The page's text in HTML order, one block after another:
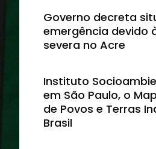
Governo decreta
emergência devido
severa no Acre
Instituto
em São Paulo, o
de Povos e Terras
Brasil